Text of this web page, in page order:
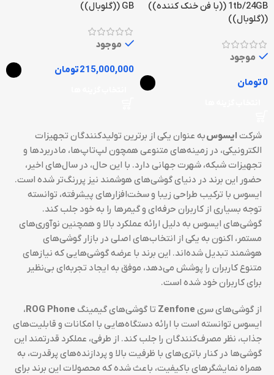
1tb/24GB ((با فن خنک کننده))
((گلوبال))
موجود
0تومان
GB ((گلوبال))
موجود
215,000,000تومان
شرکت ایسوسبه عنوان یکی از برترین تولیدکنندگان تجهیزات
الکترونیکی، در زمینه‌های متنوعی همچون لپ‌تاپ‌ها، مادربردها و
تجهیزات شبکه، شهرت جهانی دارد. با این حال، در سال‌های اخیر،
حضور این برند در دنیای گوشی‌های هوشمند نیز پررنگ‌تر شده است.
ایسوس با ترکیب طراحی زیبا و سخت‌افزارهای پیشرفته، توانسته
توجه بسیاری از کاربران حرفه‌ای و گیمرها را به خود جلب کند.
گوشی‌های ایسوس به دلیل ارائه عملکرد بالا و همچنین نوآوری‌های
مستمر، اکنون به یکی از انتخاب‌های اصلی در بازار گوشی‌های
هوشمند تبدیل شده‌اند. این برند با عرضه گوشی‌هایی که نیازهای
متنوع کاربران را پوشش می‌دهد، موفق به ایجاد تجربه‌ای بی‌نظیر
برای کاربران خود شده است.
از گوشی‌های سریZenfone تا گوشی‌های گیمینگ ROG Phone،
ایسوس توانسته است با ارائه دستگاه‌هایی با امکانات و قابلیت‌های
جذاب، نظر مصرف‌کنندگان را جلب کند. از طرفی، عملکرد قدرتمند این
گوشی‌ها در کنار باتری‌های با ظرفیت بالا و پردازنده‌های پرقدرت، به
همراه نمایشگرهای باکیفیت، باعث شده که محصولات این برند برای